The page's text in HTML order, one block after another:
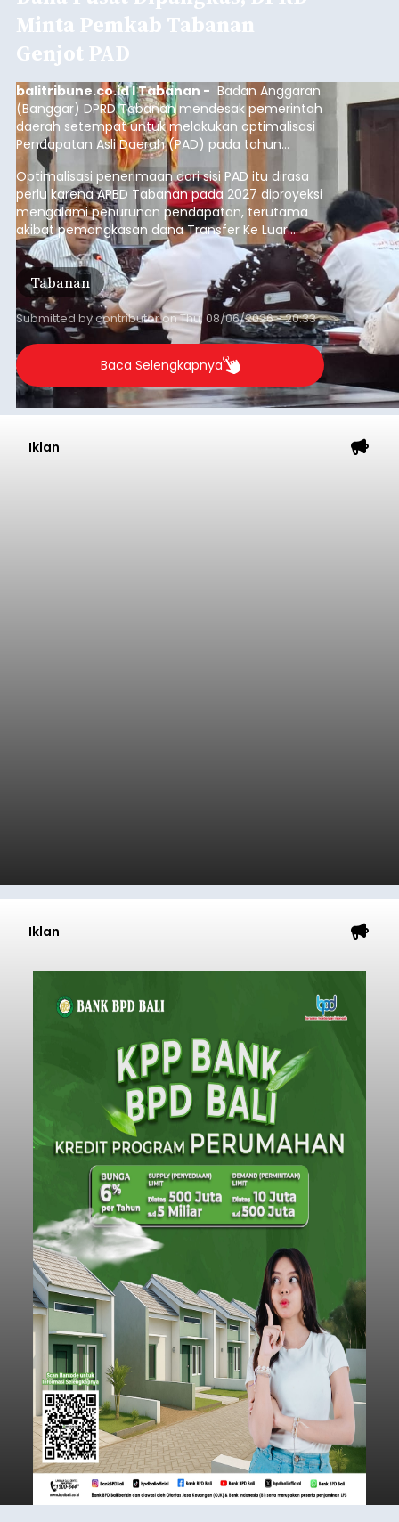
Minta Pemkab Tabanan
Genjot PAD
balitribune.co.id I Tabanan - Badan Anggaran
(Banggar) DPRD Tabanan mendesak pemerintah
daerah setempat untuk melakukan optimalisasi
Pendapatan Asli Daerah (PAD) pada tahun
anggaran 2027.
Optimalisasi penerimaan dari sisi PAD itu dirasa
perlu karena APBD Tabanan pada 2027 diproyeksi
mengalami penurunan pendapatan, terutama
akibat pemangkasan dana Transfer Ke Luar
Daerah (TKD) dari pemerintah pusat.
Tabanan
Submitted bycontributoronThu, 08/06/2026 - 20:33
Baca Selengkapnya
Iklan
Iklan